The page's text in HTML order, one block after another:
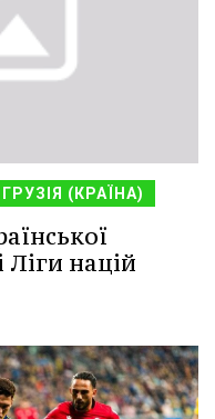
ГРУЗІЯ (КРАЇНА)
Ліги націй